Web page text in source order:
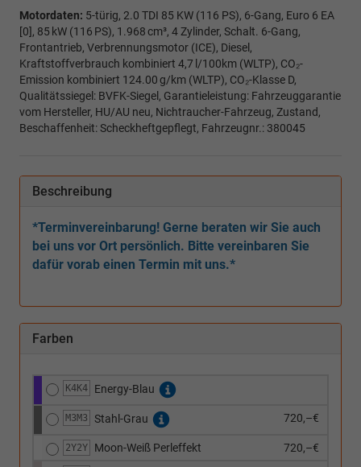
Motordaten: 5-türig, 2.0 TDI 85 KW (116 PS), 6-Gang, Euro 6 EA
[0], 85 kW (116 PS), 1.968 cm³, 4 Zylinder, Schalt. 6-Gang,
Frontantrieb, Verbrennungsmotor (ICE), Diesel,
Kraftstoffverbrauch kombiniert 4,7 l/100km (WLTP), CO₂-
Emission kombiniert 124.00 g/km (WLTP), CO₂-Klasse D,
Qualitätssiegel: BVFK-Siegel, Garantieleistung: Fahrzeuggarantie
vom Hersteller, HU/AU neu, Nichtraucher-Fahrzeug, Zustand,
Beschaffenheit: Scheckheftgepflegt, Fahrzeugnr.: 380045
Beschreibung
*Terminvereinbarung! Gerne beraten wir Sie auch
bei uns vor Ort persönlich. Bitte vereinbaren Sie
dafür vorab einen Termin mit uns.*
Farben
K4K4 Energy-Blau
M3M3 Stahl-Grau 720,–€
2Y2Y Moon-Weiß Perleffekt 720,–€